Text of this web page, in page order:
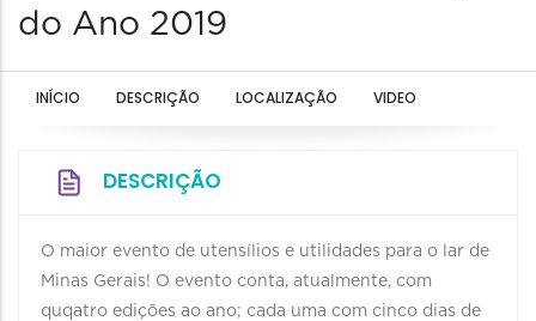
do Ano 2019
INÍCIO DESCRIÇÃO LOCALIZAÇÃO VIDEO
DESCRIÇÃO
O maior evento de utensílios e utilidades para o lar de
Minas Gerais! O evento conta, atualmente, com
quqatro edições ao ano; cada uma com cinco dias de